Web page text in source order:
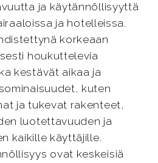
ja käytännöllisyyttä
ja hotelleissa.
korkeaan
houkuttelevia
kestävät aikaa ja
kuten
ja tukevat rakenteet,
luotettavuuden ja
kaikille käyttäjille.
ovat keskeisiä